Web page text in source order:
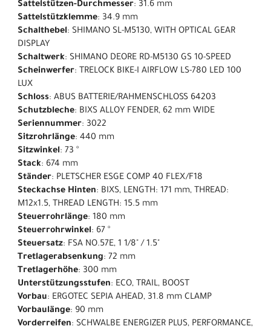
Sattelstützen-Durchmesser: 31.6 mm
Sattelstützklemme: 34.9 mm
Schalthebel: SHIMANO SL-M5130, WITH OPTICAL GEAR
DISPLAY
Schaltwerk: SHIMANO DEORE RD-M5130 GS 10-SPEED
Scheinwerfer: TRELOCK BIKE-I AIRFLOW LS-780 LED 100
LUX
Schloss: ABUS BATTERIE/RAHMENSCHLOSS 64203
Schutzbleche: BIXS ALLOY FENDER, 62 mm WIDE
Seriennummer: 3022
Sitzrohrlänge: 440 mm
Sitzwinkel: 73 °
Stack: 674 mm
Ständer: PLETSCHER ESGE COMP 40 FLEX/F18
Steckachse Hinten: BIXS, LENGTH: 171 mm, THREAD:
M12x1.5, THREAD LENGTH: 15.5 mm
Steuerrohrlänge: 180 mm
Steuerrohrwinkel: 67 °
Steuersatz: FSA NO.57E, 1 1/8" / 1.5"
Tretlagerabsenkung: 72 mm
Tretlagerhöhe: 300 mm
Unterstützungsstufen: ECO, TRAIL, BOOST
Vorbau: ERGOTEC SEPIA AHEAD, 31.8 mm CLAMP
Vorbaulänge: 90 mm
Vorderreifen: SCHWALBE ENERGIZER PLUS, PERFORMANCE,